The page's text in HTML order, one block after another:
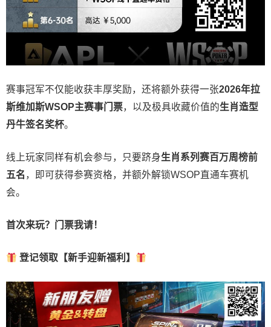
赛事冠军不仅能收获丰厚奖励，还将额外获得一张2026年拉
斯维加斯WSOP主赛事门票，以及极具收藏价值的生肖造型
丹牛签名奖杯。
线上玩家同样有机会参与，只要跻身生肖系列赛百万周榜前
五名 ，即可获得参赛资格，并额外解锁WSOP直通车赛机
会。
首次来玩？门票我请！
登记领取【新手迎新福利】